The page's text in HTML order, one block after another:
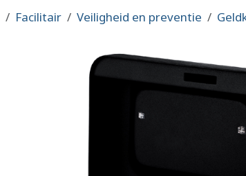
Facilitair Veiligheid en preventie